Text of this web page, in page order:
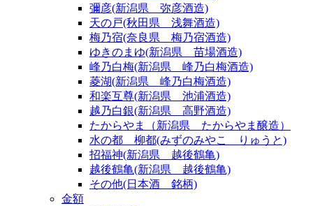
彌彦(新潟県 弥彦酒造)
天の戸(秋田県 浅舞酒造)
梅乃宿(奈良県 梅乃宿酒造)
ゆきのまゆ(新潟県 苗場酒造)
峰乃白梅(新潟県 峰乃白梅酒造)
菱湖(新潟県 峰乃白梅酒造)
和楽互尊(新潟県 池浦酒造)
越乃白銀(新潟県 高野酒造)
たからやま（新潟県 たからやま醸造）
水の都 柳都(みずのみやこ りゅうと)
招福神(新潟県 越後鶴亀)
越後鶴亀(新潟県 越後鶴亀)
その他(日本酒 銘柄)
金額